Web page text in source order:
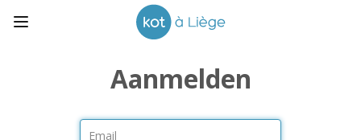
Aanmelden